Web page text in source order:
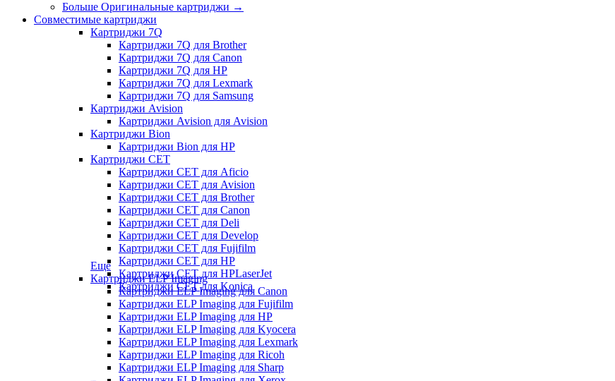
Больше Оригинальные картриджи →
Совместимые картриджи
Картриджи 7Q
Картриджи 7Q для Brother
Картриджи 7Q для Canon
Картриджи 7Q для HP
Картриджи 7Q для Lexmark
Картриджи 7Q для Samsung
Картриджи Avision
Картриджи Avision для Avision
Картриджи Bion
Картриджи Bion для HP
Картриджи CET
Картриджи CET для Aficio
Картриджи CET для Avision
Картриджи CET для Brother
Картриджи CET для Canon
Картриджи CET для Deli
Картриджи CET для Develop
Картриджи CET для Fujifilm
Картриджи CET для HP
Картриджи CET для HPLaserJet
Картриджи CET для Konica
Еще
Картриджи ELP Imaging
Картриджи ELP Imaging для Canon
Картриджи ELP Imaging для Fujifilm
Картриджи ELP Imaging для HP
Картриджи ELP Imaging для Kyocera
Картриджи ELP Imaging для Lexmark
Картриджи ELP Imaging для Ricoh
Картриджи ELP Imaging для Sharp